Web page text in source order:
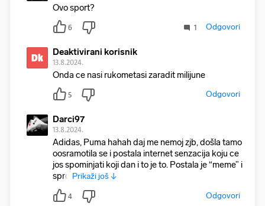
Ovo sport?
6 1 Odgovori
Dk Deaktivirani korisnik
13.8.2024.
Onda ce nasi rukometasi zaradit milijune
5 Odgovori
Darci97
13.8.2024.
Adidas, Puma hahah daj me nemoj zjb, došla tamo
oosramotila se i postala internet senzacija koju ce
jos spominjati koji dan i to je to. Postala je “meme” i
sprd Prikaži još ↓
4 Odgovori